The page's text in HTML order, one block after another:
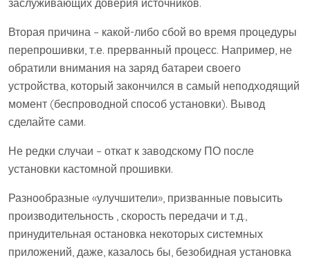
заслуживающих доверия источников.
Вторая причина – какой-либо сбой во время процедуры
перепрошивки, т.е. прерванный процесс. Например, не
обратили внимания на заряд батареи своего
устройства, который закончился в самый неподходящий
момент (беспроводной способ установки). Вывод
сделайте сами.
Не редки случаи – откат к заводскому ПО после
установки кастомной прошивки.
Разнообразные «улучшители», призванные повысить
производительность , скорость передачи и т.д.,
принудительная остановка некоторых системных
приложений, даже, казалось бы, безобидная установка